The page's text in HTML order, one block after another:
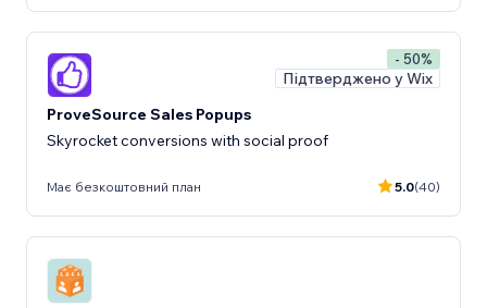
- 50%
Підтверджено у Wix
ProveSource Sales Popups
Skyrocket conversions with social proof
Має безкоштовний план 5.0(40)